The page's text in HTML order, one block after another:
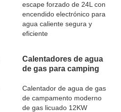
escape forzado de 24L con
encendido electrónico para
agua caliente segura y
eficiente
Calentadores de agua
de gas para camping
Calentador de agua de gas
de campamento moderno
de gas licuado 12KW